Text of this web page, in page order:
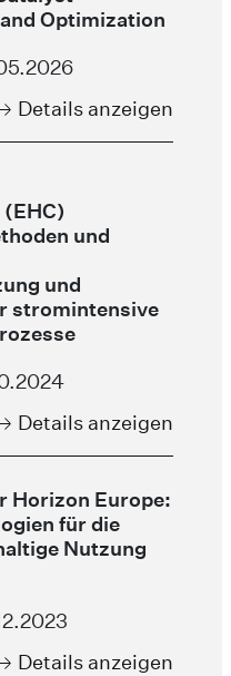
Optimization
Details anzeigen
und
und
stromintensive
Details anzeigen
Horizon Europe:
für die
Nutzung
Details anzeigen